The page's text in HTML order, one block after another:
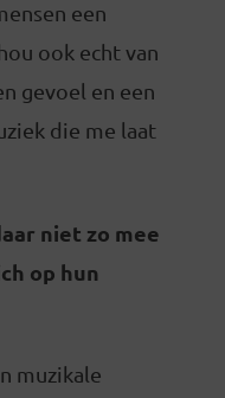
een
ook echt van
gevoel en een
die me laat
niet zo mee
op hun
muzikale